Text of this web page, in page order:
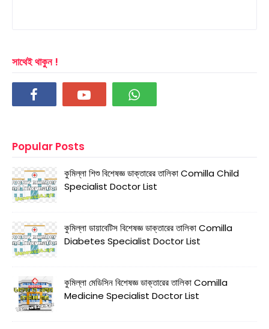
সাথেই থাকুন !
Popular Posts
কুমিল্লা শিশু বিশেষজ্ঞ ডাক্তারের তালিকা Comilla Child
Specialist Doctor List
কুমিল্লা ডায়াবেটিস বিশেষজ্ঞ ডাক্তারের তালিকা Comilla
Diabetes Specialist Doctor List
কুমিল্লা মেডিসিন বিশেষজ্ঞ ডাক্তারের তালিকা Comilla
Medicine Specialist Doctor List